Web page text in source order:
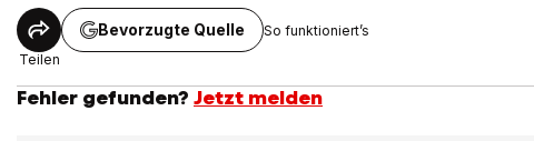
Teilen
Bevorzugte Quelle So funktioniert’s
Fehler gefunden? Jetzt melden